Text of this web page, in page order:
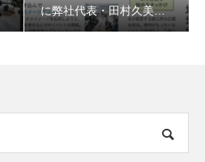
に弊社代表・田村久美の
インタビュー記事が掲載